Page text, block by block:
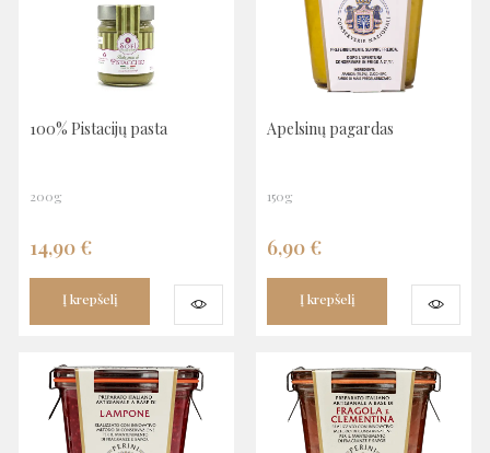
100% Pistacijų pasta
200g
14,90 €
Į krepšelį
Apelsinų pagardas
150g
6,90 €
Į krepšelį